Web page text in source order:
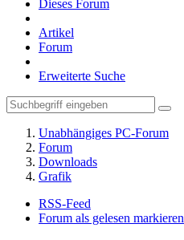
Dieses Forum
Artikel
Forum
Erweiterte Suche
Unabhängiges PC-Forum
Forum
Downloads
Grafik
RSS-Feed
Forum als gelesen markieren